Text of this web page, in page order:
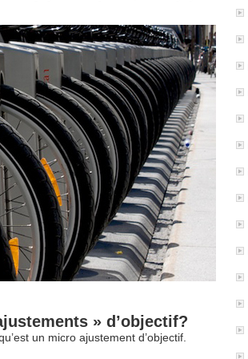
» d’objectif?
un micro ajustement d’objectif.